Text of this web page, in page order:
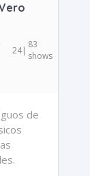
24| 83
shows
de